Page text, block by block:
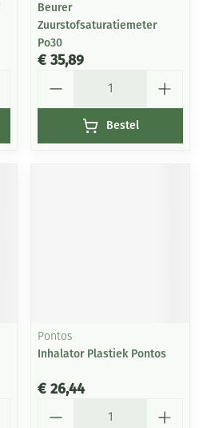
Beurer
Zuurstofsaturatiemeter
Po30
€ 35,89
Bestel
Pontos
Inhalator Plastiek Pontos
€ 26,44